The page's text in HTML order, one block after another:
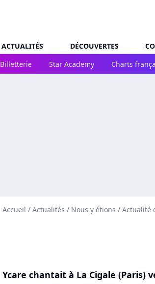
ACTUALITÉS DÉCOUVERTES
Billetterie
Star Academy Charts
Accueil / Actualités / Nous y étions / Actualité
Ycare chantait à La Cigale (Paris)